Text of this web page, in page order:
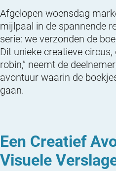
Afgelopen woensdag
mijlpaal in de spannende
serie: we verzonden de
Dit unieke creatieve
robin,” neemt de
avontuur waarin de
gaan.
Een Creatief
Visuele